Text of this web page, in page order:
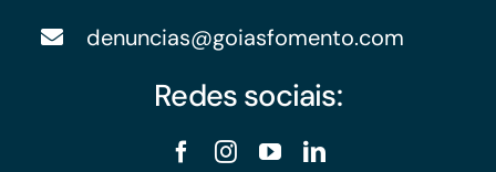
denuncias@goiasfomento.com
Redes sociais: